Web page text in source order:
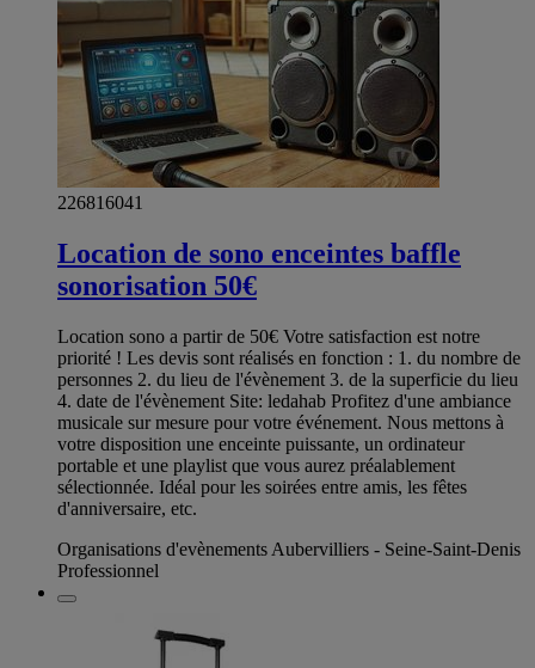
226816041
Location de sono enceintes baffle
sonorisation 50€
Location sono a partir de 50€ Votre satisfaction est notre
priorité ! Les devis sont réalisés en fonction : 1. du nombre de
personnes 2. du lieu de l'évènement 3. de la superficie du lieu
4. date de l'évènement Site: ledahab Profitez d'une ambiance
musicale sur mesure pour votre événement. Nous mettons à
votre disposition une enceinte puissante, un ordinateur
portable et une playlist que vous aurez préalablement
sélectionnée. Idéal pour les soirées entre amis, les fêtes
d'anniversaire, etc.
Organisations d'evènements Aubervilliers - Seine-Saint-Denis
Professionnel